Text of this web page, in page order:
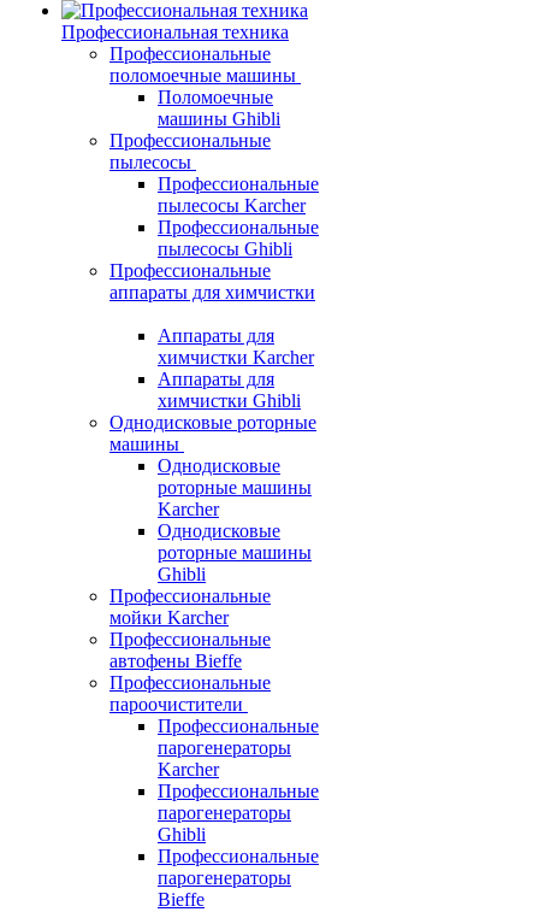
Профессиональная техника
Профессиональные
поломоечные машины
Поломоечные
машины Ghibli
Профессиональные
пылесосы
Профессиональные
пылесосы Karcher
Профессиональные
пылесосы Ghibli
Профессиональные
аппараты для химчистки
Аппараты для
химчистки Karcher
Аппараты для
химчистки Ghibli
Однодисковые роторные
машины
Однодисковые
роторные машины
Karcher
Однодисковые
роторные машины
Ghibli
Профессиональные
мойки Karcher
Профессиональные
автофены Bieffe
Профессиональные
пароочистители
Профессиональные
парогенераторы
Karcher
Профессиональные
парогенераторы
Ghibli
Профессиональные
парогенераторы
Bieffe